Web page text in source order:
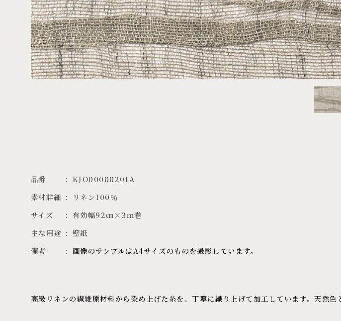
品番
KJO00000201A
素材詳細
リネン100％
サイズ
有効幅92㎝×3ｍ巻
主な用途
壁紙
備考
画像のサンプルはA4サイズのものを撮影しています。
高級リネンの繊維原材料から染め上げた糸を、丁寧に織り上げて加工しています。天然色